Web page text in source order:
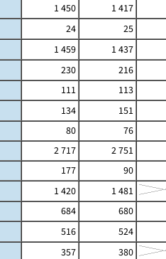
1 450 1 417
24 25
1 459 1 437
230 216
111 113
134 151
80 76
2 717 2 751
177 90
1 420
1 481
684 680
516 524
357
380